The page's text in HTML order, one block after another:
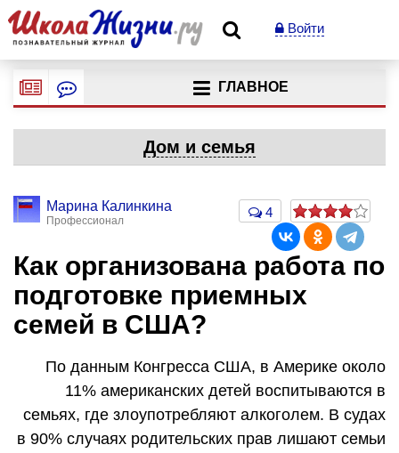
Войти
ГЛАВНОЕ
Дом и семья
Марина Калинкина
Профессионал
4
Как организована работа по
подготовке приемных
семей в США?
По данным Конгресса США, в Америке около
11% американских детей воспитываются в
семьях, где злоупотребляют алкоголем. В судах
в 90% случаях родительских прав лишают семьи